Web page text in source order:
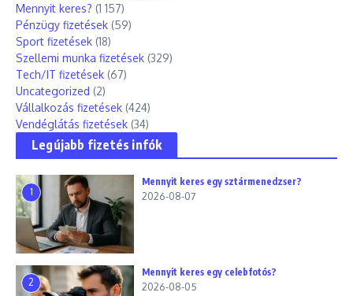
Mennyit keres? (1 157)
Pénzügy fizetések (59)
Sport fizetések (18)
Szellemi munka fizetések (329)
Tech/IT fizetések (67)
Uncategorized (2)
Vállalkozás fizetések (424)
Vendéglátás fizetések (34)
Legújabb fizetés infók
1
Mennyit keres egy sztármenedzser?
2026-08-07
2
Mennyit keres egy celebfotós?
2026-08-05